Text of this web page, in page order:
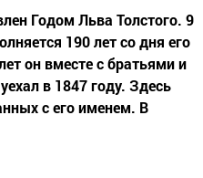
Годом Льва Толстого. 9
190 лет со дня его
он вместе с братьями и
в 1847 году. Здесь
с его именем. В